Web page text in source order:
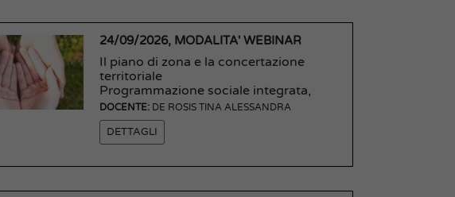
24/09/2026, MODALITA' WEBINAR
Il piano di zona e la concertazione
territoriale
Programmazione sociale integrata,
governance locale nel welfare
territoriale
DOCENTE:DE ROSIS TINA ALESSANDRA
DETTAGLI